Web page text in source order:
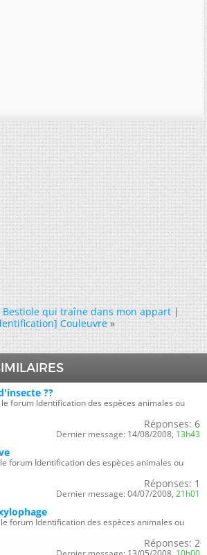
qui traîne dans mon appart|
Couleuvre »
??
forum Identification des espèces animales ou
Réponses: 6
Dernier message: 14/08/2008, 13h43
forum Identification des espèces animales ou
Réponses: 1
Dernier message: 04/07/2008, 21h01
forum Identification des espèces animales ou
Réponses: 2